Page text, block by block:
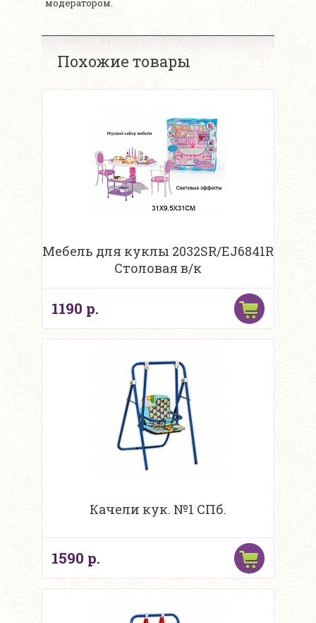
модератором.
Похожие товары
Мебель для куклы 2032SR/EJ6841R
Столовая в/к
1190 р.
Качели кук. №1 СПб.
1590 р.